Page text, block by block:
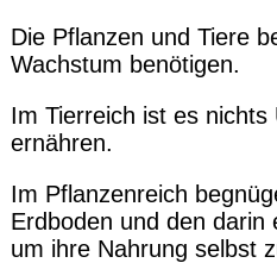
Die Pflanzen und Tiere
Wachstum benötigen.
Im Tierreich ist es nichts
ernähren.
Im Pflanzenreich
Erdboden und den darin
um ihre Nahrung selbst